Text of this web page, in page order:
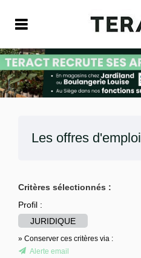
Les offres d'emploi
Critères sélectionnés :
Profil :
JURIDIQUE
» Conserver ces critères via :
Alerte email